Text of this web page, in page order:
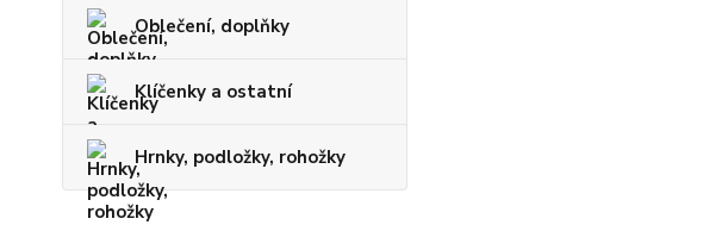
Oblečení, doplňky
Klíčenky a ostatní
Hrnky, podložky, rohožky